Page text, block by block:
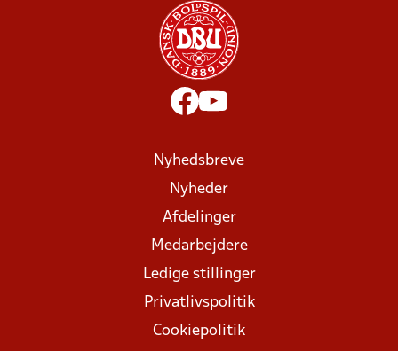
Nyhedsbreve
Nyheder
Afdelinger
Medarbejdere
Ledige stillinger
Privatlivspolitik
Cookiepolitik